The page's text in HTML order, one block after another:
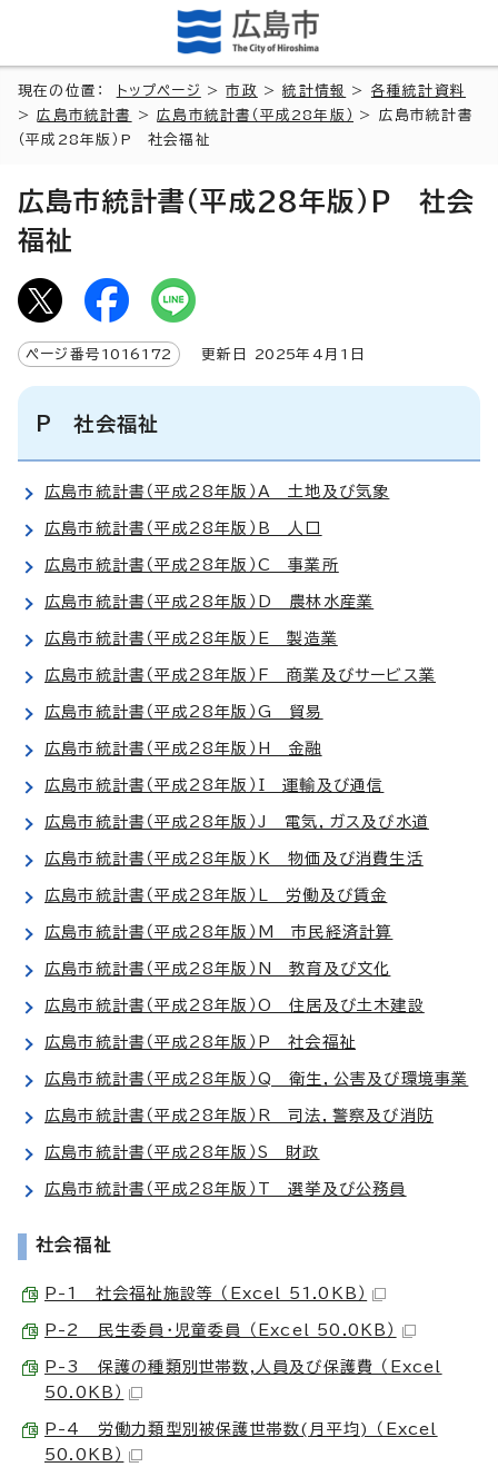
現在の位置： トップページ >市政 >統計情報 > 各種統計資料
>広島市統計書 >広島市統計書（平成28年版）
> 広島市統計書
（平成28年版）P 社会福祉
広島市統計書（平成28年版）P 社会
福祉
ページ番号 1016172 更新日 2025年4月1日
P 社会福祉
広島市統計書（平成28年版）A 土地及び気象
広島市統計書（平成28年版）B 人口
広島市統計書（平成28年版）C 事業所
広島市統計書（平成28年版）D 農林水産業
広島市統計書（平成28年版）E 製造業
広島市統計書（平成28年版）F 商業及びサービス業
広島市統計書（平成28年版）G 貿易
広島市統計書（平成28年版）H 金融
広島市統計書（平成28年版）I 運輸及び通信
広島市統計書（平成28年版）J 電気，ガス及び水道
広島市統計書（平成28年版）K 物価及び消費生活
広島市統計書（平成28年版）L 労働及び賃金
広島市統計書（平成28年版）M 市民経済計算
広島市統計書（平成28年版）N 教育及び文化
広島市統計書（平成28年版）O 住居及び土木建設
広島市統計書（平成28年版）P 社会福祉
広島市統計書（平成28年版）Q 衛生，公害及び環境事業
広島市統計書（平成28年版）R 司法，警察及び消防
広島市統計書（平成28年版）S 財政
広島市統計書（平成28年版）T 選挙及び公務員
社会福祉
P-1 社会福祉施設等 （Excel 51.0KB）
P-2 民生委員・児童委員 （Excel 50.0KB）
P-3 保護の種類別世帯数,人員及び保護費 （Excel
50.0KB）
P-4 労働力類型別被保護世帯数(月平均) （Excel
50.0KB）